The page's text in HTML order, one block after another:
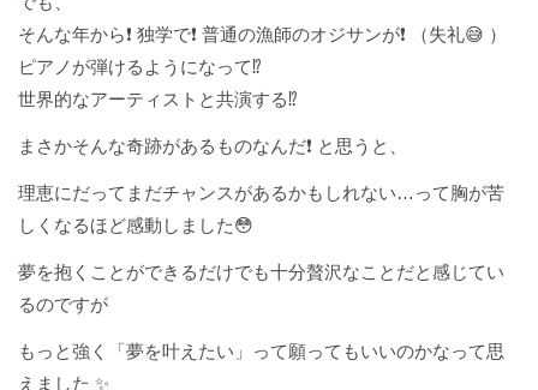
そんな年から❗️ 独学で❗️ 普通の漁師のオジサンが❗️ （失礼😅 ）
ピアノが弾けるようになって⁉️
世界的なアーティストと共演する⁉️
まさかそんな奇跡があるものなんだ❗️ と思うと、
理恵にだってまだチャンスがあるかもしれない…って胸が苦
しくなるほど感動しました😳
夢を抱くことができるだけでも十分贅沢なことだと感じてい
るのですが
もっと強く「夢を叶えたい」って願ってもいいのかなって思
えました ✨